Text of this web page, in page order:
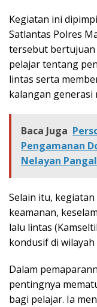
Kegiatan ini
Satlantas Polres
tersebut
pelajar tentang
lintas serta
kalangan generasi
Baca Juga
Pengamanan
Nelayan
Selain itu,
keamanan,
lalu lintas
kondusif di
Dalam
pentingnya
bagi pelajar. Ia